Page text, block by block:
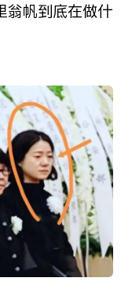
翁帆到底在做什